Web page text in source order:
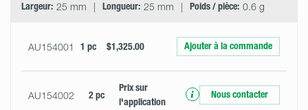
Largeur: 25 mm Longueur: 25 mm Poids / pièce: 0.6 g
AU154001 1 pc $1,325.00 Ajouter à la commande
AU154002 2 pc
Prix ​​sur
l'application
Nous contacter